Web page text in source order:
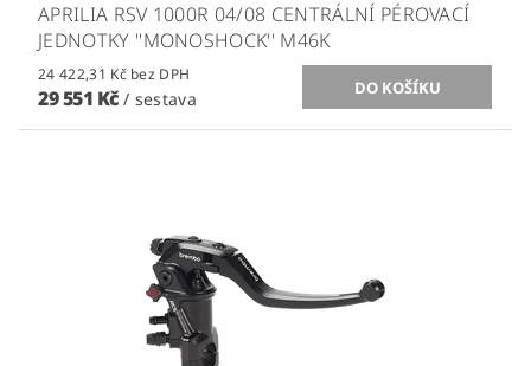
APRILIA RSV 1000R 04/08 CENTRÁLNÍ PÉROVACÍ
JEDNOTKY ''MONOSHOCK'' M46K
24 422,31 Kč bez DPH
29 551 Kč/ sestava